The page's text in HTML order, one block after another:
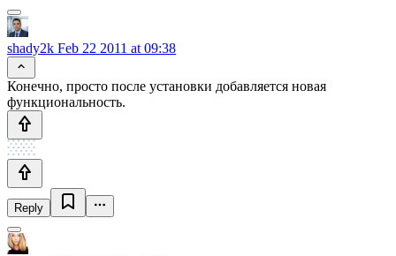
shady2k Feb 22 2011 at 09:38
Конечно, просто после установки добавляется новая
функциональность.
Reply